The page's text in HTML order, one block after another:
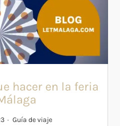
hacer en la feria
Guía de viaje